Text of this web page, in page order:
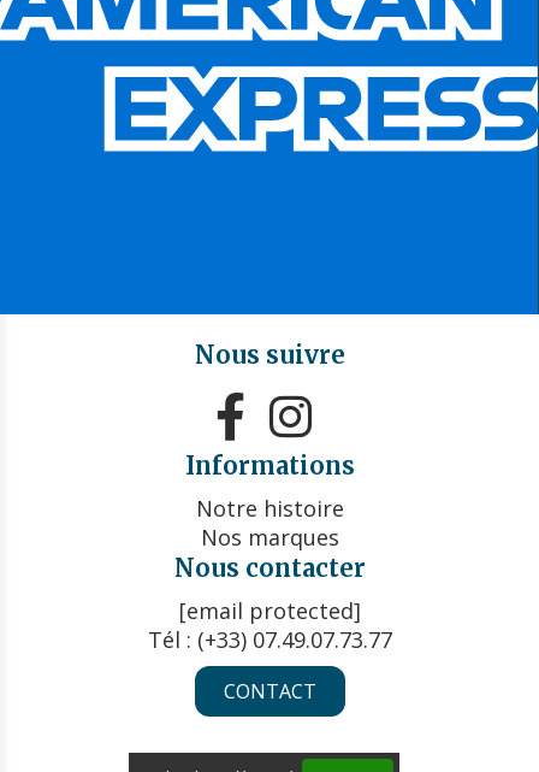
Nous suivre
 
Informations
Notre histoire
Nos marques
Nous contacter
[email protected]
Tél : (+33) 07.49.07.73.77
CONTACT